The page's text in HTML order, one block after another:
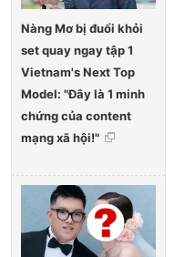
Nàng Mơ bị đuổi khỏi
set quay ngay tập 1
Vietnam's Next Top
Model: "Đây là 1 minh
chứng của content
mạng xã hội!"